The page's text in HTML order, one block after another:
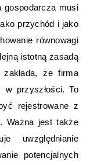
gospodarcza musi
przychód i jako
równowagi
istotną zasadą
zakłada, że firma
w przyszłości. To
rejestrowane z
Ważna jest także
uwzględnianie
potencjalnych